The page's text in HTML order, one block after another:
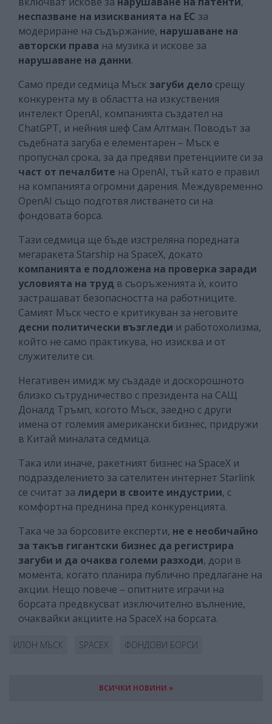
неспазване на изискванията на ЕС за
модериране на съдържание, нарушаване на
авторски права на музика и искове за
нарушаване на данни.
Само преди седмица Мъск загуби дело срещу
конкурента му в областта на изкуствения
интелект OpenAI, компанията създател на
ChatGPT, и нейния шеф Сам Алтман. Поводът за
съдебната загуба е елементарен – Мъск е
пропуснал срока, за да предяви претенциите си за
част от печалбите на OpenAI, тъй като е правил
на компанията огромни дарения. Междувременно
OpenAI също подготвя листването си на
фондовата борса.
Тази седмица ще бъде изстреляна поредната
мегаракета Starship на SpaceX, докато
компанията е подложена на проверка заради
условията на труд в съоръженията ѝ, които
застрашават безопасността на работниците.
Самият Мъск често е критикуван за неговите
десни политически възгледи и работохолизма,
който не само практикува, но изисква и от
служителите си.
Негативен имидж му създаде и доскорошното
близко сътрудничество с президента на САЩ
Доналд Тръмп, когото Мъск, заедно с други
имена от големия американски бизнес, придружи
в Китай миналата седмица.
Така или иначе, ракетният бизнес на SpaceX и
подразделението за сателитен интернет Starlink
се считат за лидери в своите индустрии, с
комфортна преднина пред конкуренцията.
Така че за борсовите експерти, не е необичайно
за такъв гигантски бизнес да регистрира
загуби и да очаква големи разходи, дори в
момента, когато планира публично предлагане на
акции. Нещо повече – опитните играчи на
борсата предвкусват изключително вълнение,
очаквайки акциите на SpaceX на борсата.
ИЛОН МЪСК SPACEX ФОНДОВИ БОРСИ
ВСИЧКИ НОВИНИ »